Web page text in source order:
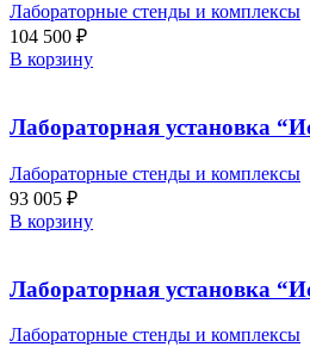
Лабораторные стенды и комплексы
104 500 ₽
В корзину
Лабораторная установка
Лабораторные стенды и комплексы
93 005 ₽
В корзину
Лабораторная установка
Лабораторные стенды и комплексы